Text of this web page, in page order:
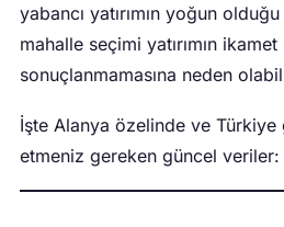
yabancı yatırımın yoğun
mahalle seçimi yatırımın
sonuçlanmamasına neden
İşte Alanya özelinde ve
etmeniz gereken güncel veriler: